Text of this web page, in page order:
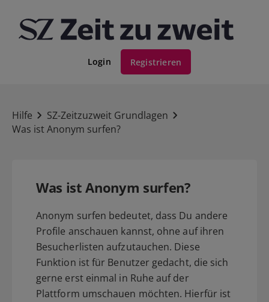
Login Registrieren
Hilfe
SZ-Zeitzuzweit Grundlagen
Was ist Anonym surfen?
Was ist Anonym surfen?
Anonym surfen bedeutet, dass Du andere
Profile anschauen kannst, ohne auf ihren
Besucherlisten aufzutauchen. Diese
Funktion ist für Benutzer gedacht, die sich
gerne erst einmal in Ruhe auf der
Plattform umschauen möchten. Hierfür ist